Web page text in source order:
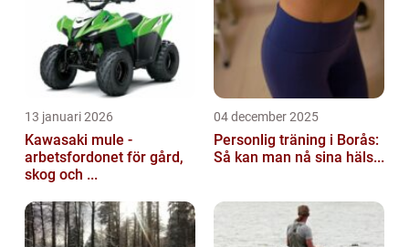
13 januari 2026
Kawasaki mule -
arbetsfordonet för gård,
skog och ...
04 december 2025
Personlig träning i Borås:
Så kan man nå sina häls...